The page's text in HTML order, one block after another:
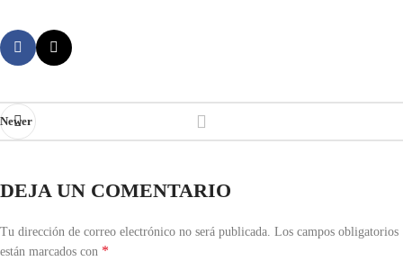
Newer
DEJA UN COMENTARIO
Tu dirección de correo electrónico no será publicada. Los campos obligatorios
están marcados con *